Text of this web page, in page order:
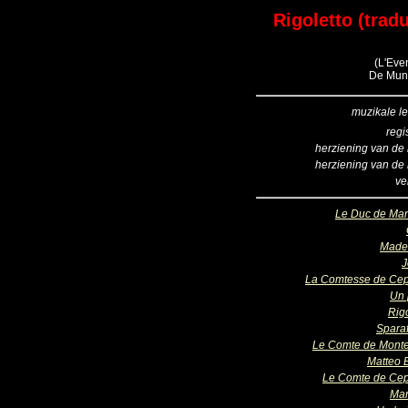
Rigoletto
De
muzikale
herziening van de
herziening van de
Le Duc de
La Comtesse de
Un
Le Comte de
Matteo
Le Comte de